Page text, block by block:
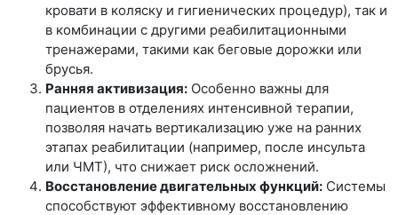
кровати в коляску и гигиенических процедур), так и
в комбинации с другими реабилитационными
тренажерами, такими как беговые дорожки или
брусья.
Ранняя активизация: Особенно важны для
пациентов в отделениях интенсивной терапии,
позволяя начать вертикализацию уже на ранних
этапах реабилитации (например, после инсульта
или ЧМТ), что снижает риск осложнений.
Восстановление двигательных функций: Системы
способствуют эффективному восстановлению